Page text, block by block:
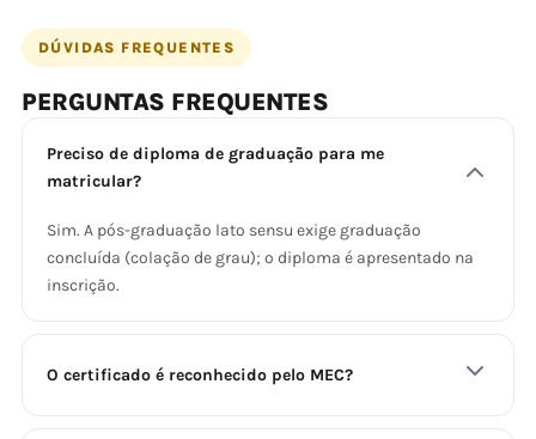
DÚVIDAS FREQUENTES
PERGUNTAS FREQUENTES
Preciso de diploma de graduação para me
matricular?
Sim. A pós-graduação lato sensu exige graduação
concluída (colação de grau); o diploma é apresentado na
inscrição.
O certificado é reconhecido pelo MEC?